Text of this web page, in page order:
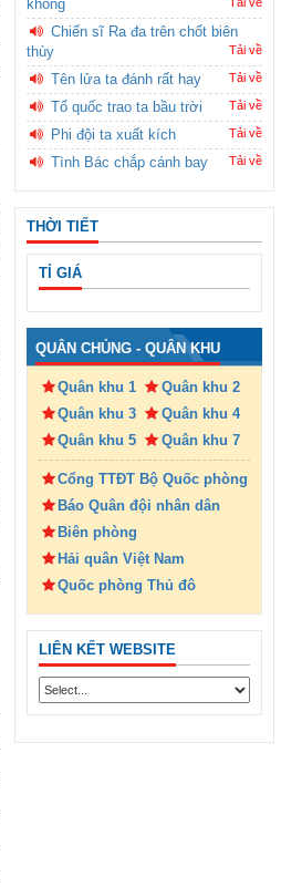
không
Chiến sĩ Ra đa trên chốt biên
thùy
Tải về
Tên lửa ta đánh rất hay Tải về
Tổ quốc trao ta bầu trời Tải về
Phi đội ta xuất kích Tải về
Tình Bác chắp cánh bay Tải về
THỜI TIẾT
TỈ GIÁ
QUÂN CHỦNG - QUÂN KHU
Quân khu 1
Quân khu 2
Quân khu 3
Quân khu 4
Quân khu 5
Quân khu 7
Cổng TTĐT Bộ Quốc phòng
Báo Quân đội nhân dân
Biên phòng
Hải quân Việt Nam
Quốc phòng Thủ đô
LIÊN KẾT WEBSITE